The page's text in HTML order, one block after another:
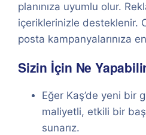
planınıza uyumlu olur.
içeriklerinizle desteklenir.
posta kampanyalarınıza
Sizin İçin Ne
Eğer Kaş’de yeni bir
maliyetli, etkili bir
sunarız.